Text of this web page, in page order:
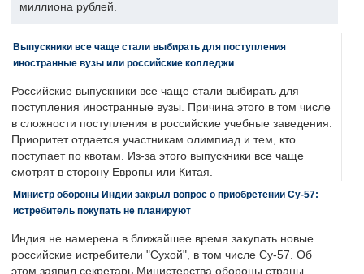
миллиона рублей.
Выпускники все чаще стали выбирать для поступления
иностранные вузы или российские колледжи
Российские выпускники все чаще стали выбирать для
поступления иностранные вузы. Причина этого в том числе
в сложности поступления в российские учебные заведения.
Приоритет отдается участникам олимпиад и тем, кто
поступает по квотам. Из-за этого выпускники все чаще
смотрят в сторону Европы или Китая.
Министр обороны Индии закрыл вопрос о приобретении Су-57:
истребитель покупать не планируют
Индия не намерена в ближайшее время закупать новые
российские истребители "Сухой", в том числе Су-57. Об
этом заявил секретарь Министерства обороны страны